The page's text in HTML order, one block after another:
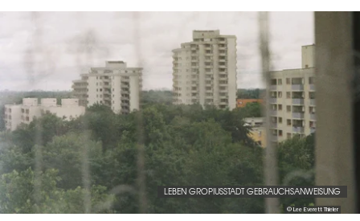
© Lee Everett Thieler
LEBEN GROPIUSSTADT GEBRAUCHSANWEISUNG